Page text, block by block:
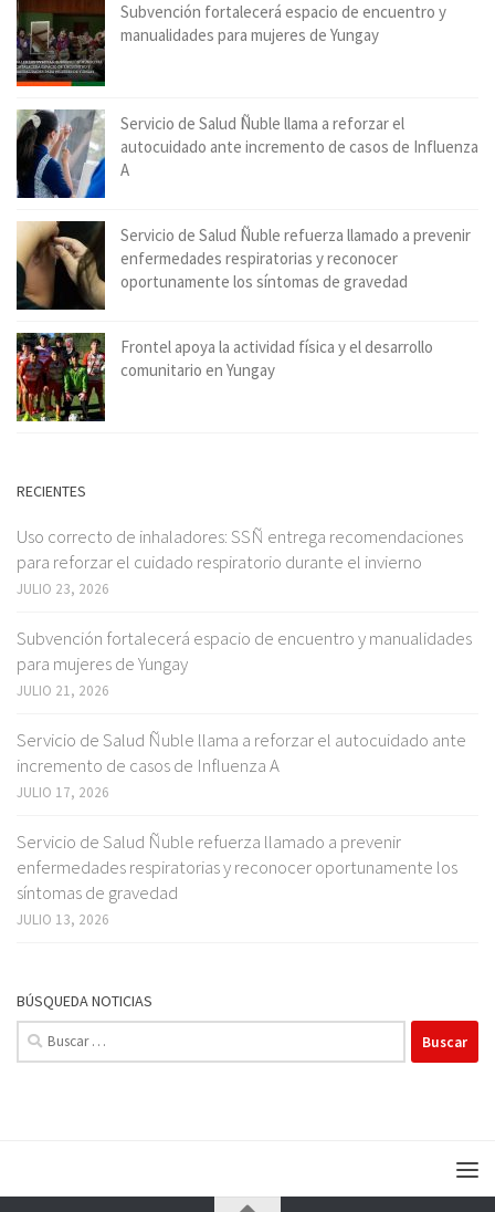
Subvención fortalecerá espacio de encuentro y
manualidades para mujeres de Yungay
Servicio de Salud Ñuble llama a reforzar el
autocuidado ante incremento de casos de Influenza
A
Servicio de Salud Ñuble refuerza llamado a prevenir
enfermedades respiratorias y reconocer
oportunamente los síntomas de gravedad
Frontel apoya la actividad física y el desarrollo
comunitario en Yungay
RECIENTES
Uso correcto de inhaladores: SSÑ entrega recomendaciones
para reforzar el cuidado respiratorio durante el invierno
JULIO 23, 2026
Subvención fortalecerá espacio de encuentro y manualidades
para mujeres de Yungay
JULIO 21, 2026
Servicio de Salud Ñuble llama a reforzar el autocuidado ante
incremento de casos de Influenza A
JULIO 17, 2026
Servicio de Salud Ñuble refuerza llamado a prevenir
enfermedades respiratorias y reconocer oportunamente los
síntomas de gravedad
JULIO 13, 2026
BÚSQUEDA NOTICIAS
Buscar: